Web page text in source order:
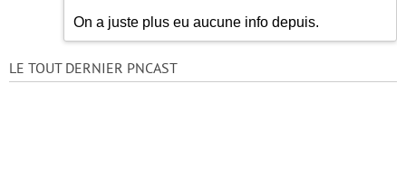
On a juste plus eu aucune info depuis.
LE TOUT DERNIER PNCAST